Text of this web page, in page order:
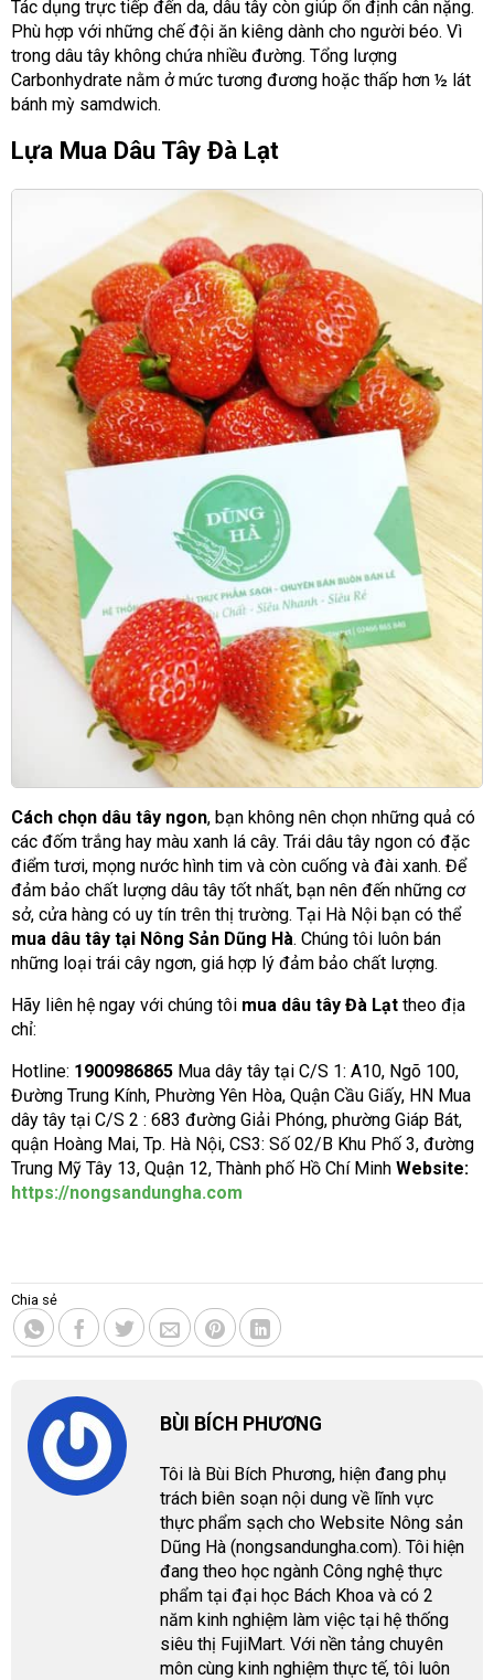
Tác dụng trực tiếp đến da, dâu tây còn giúp ổn định cân nặng.
Phù hợp với những chế đội ăn kiêng dành cho người béo. Vì
trong dâu tây không chứa nhiều đường. Tổng lượng
Carbonhydrate nằm ở mức tương đương hoặc thấp hơn ½ lát
bánh mỳ samdwich.
Lựa Mua Dâu Tây Đà Lạt
Cách chọn dâu tây ngon, bạn không nên chọn những quả có
các đốm trắng hay màu xanh lá cây. Trái dâu tây ngon có đặc
điểm tươi, mọng nước hình tim và còn cuống và đài xanh. Để
đảm bảo chất lượng dâu tây tốt nhất, bạn nên đến những cơ
sở, cửa hàng có uy tín trên thị trường. Tại Hà Nội bạn có thể
mua dâu tây tại Nông Sản Dũng Hà. Chúng tôi luôn bán
những loại trái cây ngơn, giá hợp lý đảm bảo chất lượng.
Hãy liên hệ ngay với chúng tôi mua dâu tây Đà Lạt theo địa
chỉ:
Hotline: 1900986865 Mua dây tây tại C/S 1: A10, Ngõ 100,
Đường Trung Kính, Phường Yên Hòa, Quận Cầu Giấy, HN Mua
dây tây tại C/S 2 : 683 đường Giải Phóng, phường Giáp Bát,
quận Hoàng Mai, Tp. Hà Nội, CS3: Số 02/B Khu Phố 3, đường
Trung Mỹ Tây 13, Quận 12, Thành phố Hồ Chí Minh Website:
https://nongsandungha.com
Chia sẻ
BÙI BÍCH PHƯƠNG
Tôi là Bùi Bích Phương, hiện đang phụ
trách biên soạn nội dung về lĩnh vực
thực phẩm sạch cho Website Nông sản
Dũng Hà (nongsandungha.com). Tôi hiện
đang theo học ngành Công nghệ thực
phẩm tại đại học Bách Khoa và có 2
năm kinh nghiệm làm việc tại hệ thống
siêu thị FujiMart. Với nền tảng chuyên
môn cùng kinh nghiệm thực tế, tôi luôn